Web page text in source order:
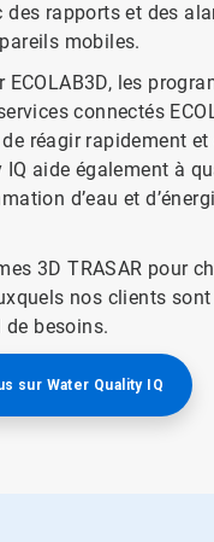
des rapports et des
mobiles.
ECOLAB3D, les
connectés
réagir rapidement et
IQ aide également à
d’eau et
3D TRASAR pour
nos clients
de besoins.
sur Water Quality IQ